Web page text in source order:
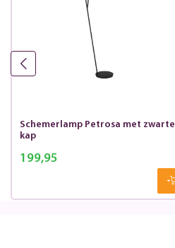
Schemerlamp Petrosa met zwarte
kap
199,95